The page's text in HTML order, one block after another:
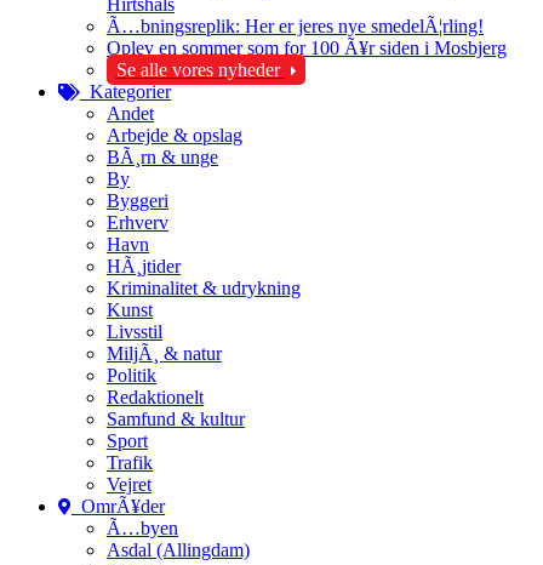
Ã…bningsreplik: Her er jeres nye smedelÃ¦rling!
Oplev en sommer som for 100 Ã¥r siden i Mosbjerg
Se alle vores nyheder
Kategorier
Andet
Arbejde & opslag
BÃ¸rn & unge
By
Byggeri
Erhverv
Havn
HÃ¸jtider
Kriminalitet & udrykning
Kunst
Livsstil
MiljÃ¸ & natur
Politik
Redaktionelt
Samfund & kultur
Sport
Trafik
Vejret
OmrÃ¥der
Ã…byen
Asdal (Allingdam)